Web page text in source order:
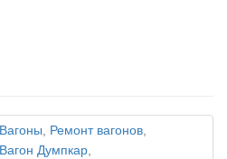
Вагоны, Ремонт вагонов,
Вагон Думпкар,